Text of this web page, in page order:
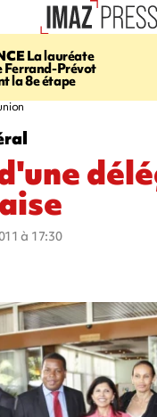
La lauréate
Ferrand-Prévot
la 8e étape
à 17:30